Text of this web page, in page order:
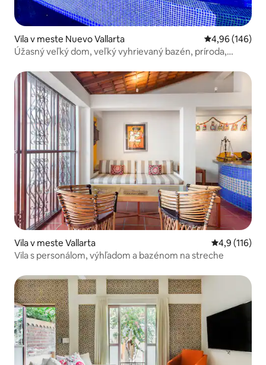
Vila v meste Nuevo Vallarta Priemerné
4,96 (146)
Úžasný veľký dom, veľký vyhrievaný bazén, príroda,
Vila v meste Vallarta Priemerné
4,9 (116)
Vila s personálom, výhľadom a bazénom na streche